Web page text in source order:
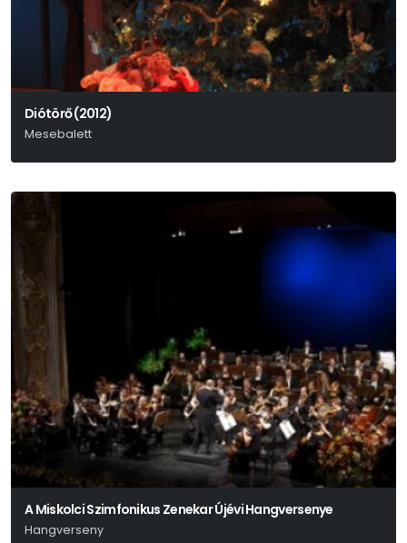
Diótörő (2012)
Mesebalett
A Miskolci Szimfonikus Zenekar Újévi Hangversenye
Hangverseny